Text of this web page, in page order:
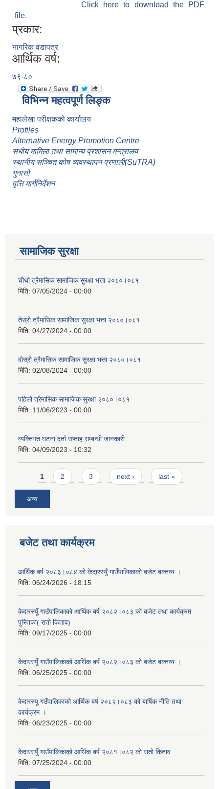
Click here to download the PDF
file.
प्रकार:
नागरिक वडापत्र
आर्थिक वर्ष:
७९-८०
विभिन्न महत्वपूर्ण लिङ्क
महालेखा परीक्षकको कार्यालय
Profiles
Alternative Energy Promotion Centre
सधीय मामिला तथा सामान्य प्रशासन मन्त्रालय
स्थानीय सञ्चित कोष व्यवस्थापन प्रणाली(SuTRA)
गुनासो
वृत्ति मार्गनिर्देशन
सामाजिक सुरक्षा
चौथो त्रैमासिक सामाजिक सुरक्षा भत्ता २०८०।०८१
मिति: 07/05/2024 - 00:00
तेस्रो त्रैमासिक सामाजिक सुरक्षा भत्ता २०८०।०८१
मिति: 04/27/2024 - 00:00
दोस्रो त्रैमासिक सामाजिक सुरक्षा भत्ता २०८०।०८१
मिति: 02/08/2024 - 00:00
पहिलो त्रैमासिक सामाजिक सुरक्षा २०८०।०८१
मिति: 11/06/2023 - 00:00
व्यक्तिगत घटना दर्ता सप्ताह सम्बन्धी जानकारी
मिति: 04/09/2023 - 10:32
Pages
1 2 3 next › last »
अन्य
बजेट तथा कार्यक्रम
आर्थिक बर्ष २०८३।०८४ को केदारस्युँ गाउँपालिकाकाे बजेट बक्तव्य ।
मिति: 06/24/2026 - 18:15
केदारस्यूँ गाउँपालिकाकाे आर्थिक बर्ष २०८२।०८३ को बजेट तथा कार्यक्रम
पुस्तिका( रातो किताव)
मिति: 09/17/2025 - 00:00
केदारस्यूँ गाउँपालिकाको आर्थिक बर्ष २०८२।०८३ को बजेट बक्तव्य ।
मिति: 06/25/2025 - 00:00
केदारस्यू गउँपालिकाको आर्थिक बर्ष २०८२।०८३ को बार्षिक नीति तथा
कार्यक्रम ।
मिति: 06/23/2025 - 00:00
केदारस्युँ गाउँपालिकाको आर्थिक बर्ष २०८१।०८२ को रातो किताव
मिति: 07/25/2024 - 00:00